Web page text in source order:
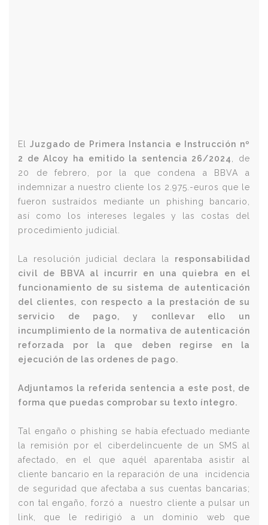
El
Juzgado de Primera Instancia e Instrucción nº
2 de Alcoy ha emitido la sentencia 26/2024
, de
20 de febrero, por la que condena a BBVA a
indemnizar a nuestro cliente los 2.975.-euros que le
fueron sustraídos mediante un phishing bancario,
así como los intereses legales y las costas del
procedimiento judicial.
La resolución judicial declara la responsabilidad
civil de BBVA al incurrir en una quiebra en el
funcionamiento de su sistema de autenticación
del clientes, con respecto a la prestación de su
servicio de pago, y conllevar ello un
incumplimiento de la normativa de autenticación
reforzada por la que deben regirse en la
ejecución de las ordenes de pago.
Adjuntamos la referida sentencia a este post, de
forma que puedas comprobar su texto íntegro.
Tal engaño o phishing se había efectuado mediante
la remisión por el ciberdelincuente de un SMS al
afectado, en el que aquél aparentaba asistir al
cliente bancario en la reparación de una incidencia
de seguridad que afectaba a sus cuentas bancarias;
con tal engaño, forzó a nuestro cliente a pulsar un
link, que le redirigió a un dominio web que